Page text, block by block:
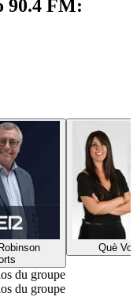
90.4 FM:
Què
du groupe
du groupe